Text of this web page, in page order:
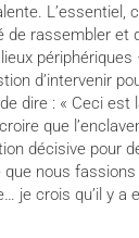
L’essentiel,
de rassembler et
périphériques
d’intervenir
dire : « Ceci est
que
décisive pour
nous fassions
je crois qu’il y a